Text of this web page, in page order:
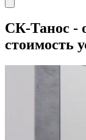
СК-Танос -
стоимость